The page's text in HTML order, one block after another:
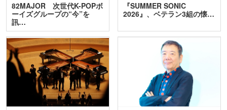
82MAJOR 次世代K-POPボ
ーイズグループの“今”を
訊…
『SUMMER SONIC
2026』、ベテラン3組の懐…